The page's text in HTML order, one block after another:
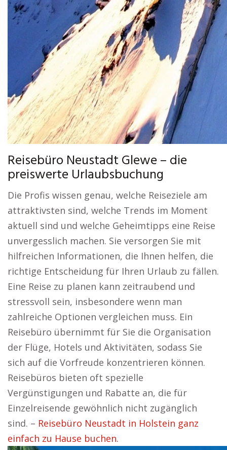
Reisebüro Neustadt Glewe – die
preiswerte Urlaubsbuchung
Die Profis wissen genau, welche Reiseziele am
attraktivsten sind, welche Trends im Moment
aktuell sind und welche Geheimtipps eine Reise
unvergesslich machen. Sie versorgen Sie mit
hilfreichen Informationen, die Ihnen helfen, die
richtige Entscheidung für Ihren Urlaub zu fällen.
Eine Reise zu planen kann zeitraubend und
stressvoll sein, insbesondere wenn man
zahlreiche Optionen vergleichen muss. Ein
Reisebüro übernimmt für Sie die Organisation
der Flüge, Hotels und Aktivitäten, sodass Sie
sich auf die Vorfreude konzentrieren können.
Reisebüros bieten oft spezielle
Vergünstigungen und Rabatte an, die für
Einzelreisende gewöhnlich nicht zugänglich
sind. – Reisebüro Neustadt in Holstein ganz
einfach zu Hause buchen.